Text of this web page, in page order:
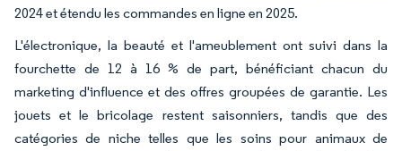
2024 et étendu les commandes en ligne en 2025.
L'électronique, la beauté et l'ameublement ont suivi dans la
fourchette de 12 à 16 % de part, bénéficiant chacun du
marketing d'influence et des offres groupées de garantie. Les
jouets et le bricolage restent saisonniers, tandis que des
catégories de niche telles que les soins pour animaux de